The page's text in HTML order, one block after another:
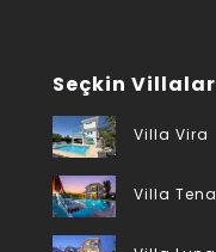
Seçkin Villalar
Villa Vira
Villa Tena